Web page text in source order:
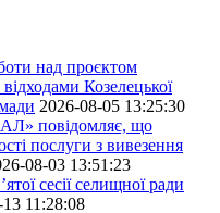
над проєктом
Козелецької
2026-08-05 13:25:30
повідомляє, що
послуги з вивезення
08-03 13:51:23
сесії селищної ради
11:28:08